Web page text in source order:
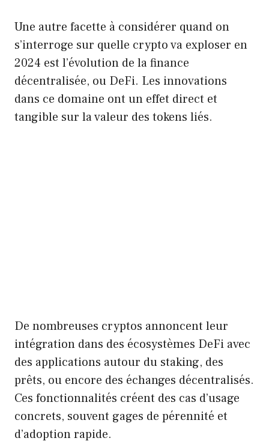
Une autre facette à considérer quand on
s’interroge sur quelle crypto va exploser en
2024 est l’évolution de la finance
décentralisée, ou DeFi. Les innovations
dans ce domaine ont un effet direct et
tangible sur la valeur des tokens liés.
De nombreuses cryptos annoncent leur
intégration dans des écosystèmes DeFi avec
des applications autour du staking, des
prêts, ou encore des échanges décentralisés.
Ces fonctionnalités créent des cas d’usage
concrets, souvent gages de pérennité et
d’adoption rapide.